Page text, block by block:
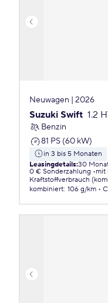
Neuwagen | 2026
Suzuki Swift 1.2
Benzin
81 PS (60 kW)
in 3 bis 5 Monaten
Leasingdetails:30
0 € Sonderzahlung
mit
Kraftstoffverbrauch
kombiniert: 106 g/km